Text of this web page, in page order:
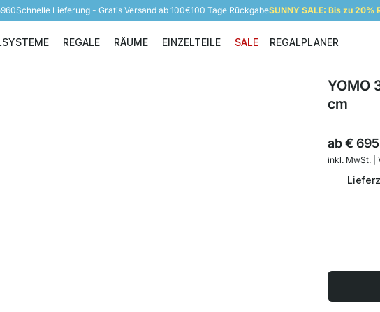
Schnelle Lieferung - Gratis Versand ab 100€100 Tage RückgabeSUNNY SALE: Bis zu 20%
Regalsysteme
REGALE
Regale
RÄUME
Räume
EINZELTEILE
Einzelteile
SALE REGALPLANER
YOMO
cm
ab€
inkl. MwSt. |